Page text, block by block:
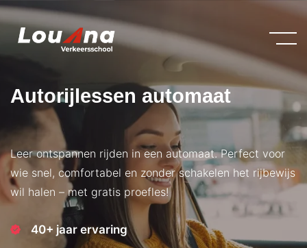
Autorijlessen automaat
Leer ontspannen rijden in een automaat. Perfect voor
wie snel, comfortabel en zonder schakelen het rijbewijs
wil halen – met gratis proefles!
40+ jaar ervaring